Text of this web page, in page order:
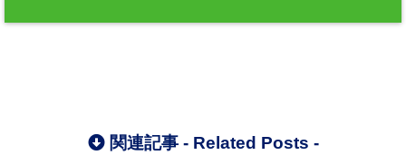
関連記事 - Related Posts -